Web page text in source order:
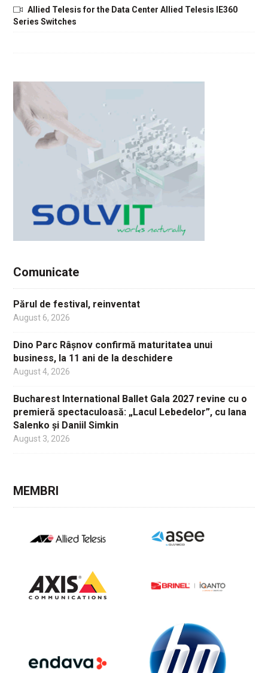
Allied Telesis for the Data Center Allied Telesis IE360
Series Switches
Comunicate
Părul de festival, reinventat
August 6, 2026
Dino Parc Râșnov confirmă maturitatea unui
business, la 11 ani de la deschidere
August 4, 2026
Bucharest International Ballet Gala 2027 revine cu o
premieră spectaculoasă: „Lacul Lebedelor”, cu Iana
Salenko și Daniil Simkin
August 3, 2026
MEMBRI